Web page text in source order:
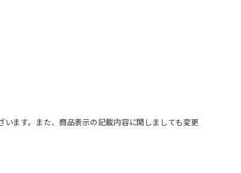
ます。また、商品表示の記載内容に関しましても変更